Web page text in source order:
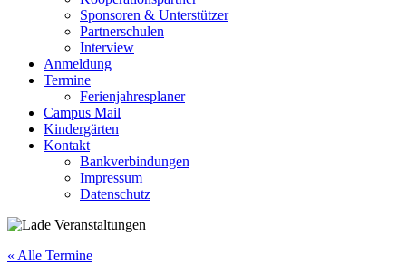
Sponsoren & Unterstützer
Partnerschulen
Interview
Anmeldung
Termine
Ferienjahresplaner
Campus Mail
Kindergärten
Kontakt
Bankverbindungen
Impressum
Datenschutz
« Alle Termine